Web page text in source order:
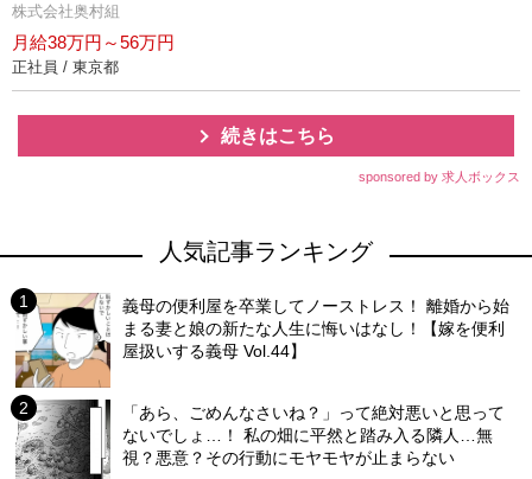
株式会社奥村組
月給38万円～56万円
正社員 / 東京都
続きはこちら
sponsored by 求人ボックス
人気記事ランキング
義母の便利屋を卒業してノーストレス！ 離婚から始
まる妻と娘の新たな人生に悔いはなし！【嫁を便利
屋扱いする義母 Vol.44】
「あら、ごめんなさいね？」って絶対悪いと思って
ないでしょ…！ 私の畑に平然と踏み入る隣人…無
視？悪意？その行動にモヤモヤが止まらない